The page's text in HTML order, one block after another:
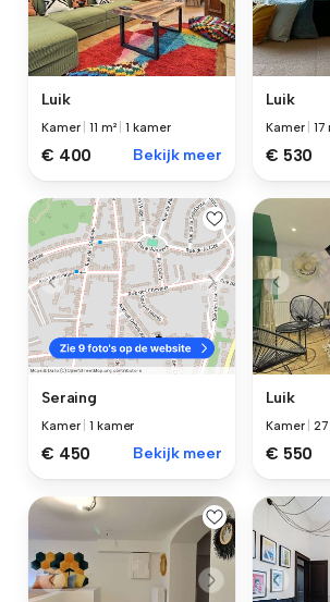
Luik
Kamer |11 m² |1 kamer
€ 400 Bekijk meer
Luik
Kamer |17
€ 530
Seraing
Kamer |1 kamer
€ 450 Bekijk meer
Luik
Kamer |27
€ 550